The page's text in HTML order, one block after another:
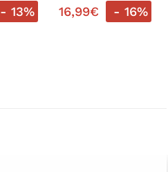
- 13%
16,99€ - 16%